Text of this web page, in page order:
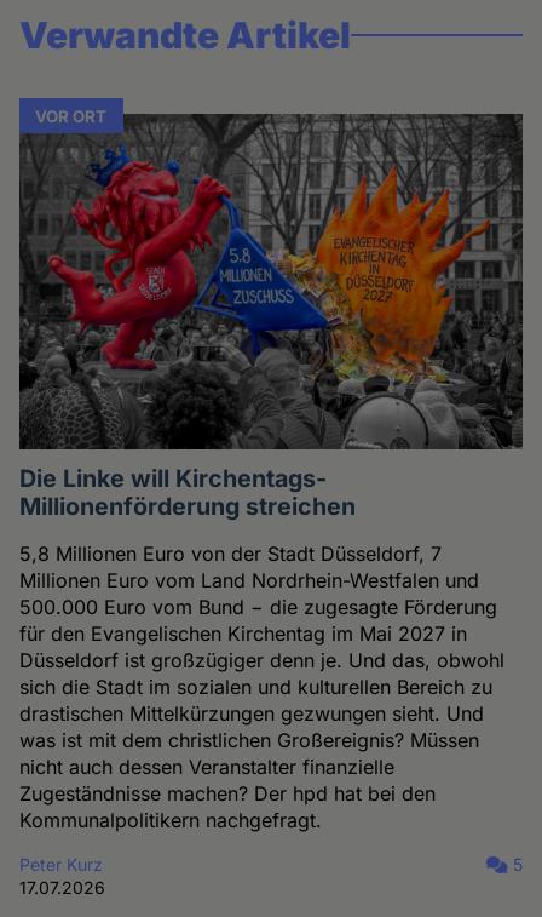
Verwandte Artikel
VOR ORT
Die Linke will Kirchentags-
Millionenförderung streichen
5,8 Millionen Euro von der Stadt Düsseldorf, 7
Millionen Euro vom Land Nordrhein-Westfalen und
500.000 Euro vom Bund − die zugesagte Förderung
für den Evangelischen Kirchentag im Mai 2027 in
Düsseldorf ist großzügiger denn je. Und das, obwohl
sich die Stadt im sozialen und kulturellen Bereich zu
drastischen Mittelkürzungen gezwungen sieht. Und
was ist mit dem christlichen Großereignis? Müssen
nicht auch dessen Veranstalter finanzielle
Zugeständnisse machen? Der hpd hat bei den
Kommunalpolitikern nachgefragt.
Peter Kurz
17.07.2026
5